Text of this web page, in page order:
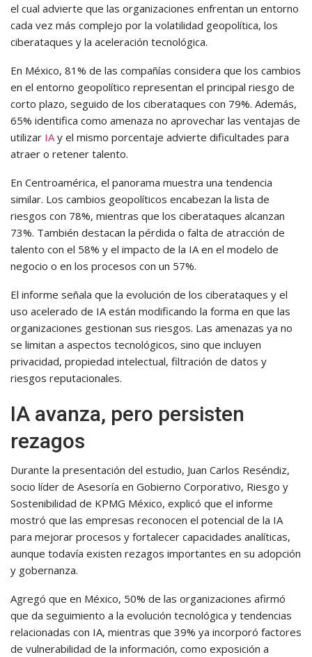
el cual advierte que las organizaciones enfrentan un entorno
cada vez más complejo por la volatilidad geopolítica, los
ciberataques y la aceleración tecnológica.
En México, 81% de las compañías considera que los cambios
en el entorno geopolítico representan el principal riesgo de
corto plazo, seguido de los ciberataques con 79%. Además,
65% identifica como amenaza no aprovechar las ventajas de
utilizar IA y el mismo porcentaje advierte dificultades para
atraer o retener talento.
En Centroamérica, el panorama muestra una tendencia
similar. Los cambios geopolíticos encabezan la lista de
riesgos con 78%, mientras que los ciberataques alcanzan
73%. También destacan la pérdida o falta de atracción de
talento con el 58% y el impacto de la IA en el modelo de
negocio o en los procesos con un 57%.
El informe señala que la evolución de los ciberataques y el
uso acelerado de IA están modificando la forma en que las
organizaciones gestionan sus riesgos. Las amenazas ya no
se limitan a aspectos tecnológicos, sino que incluyen
privacidad, propiedad intelectual, filtración de datos y
riesgos reputacionales.
IA avanza, pero persisten
rezagos
Durante la presentación del estudio, Juan Carlos Reséndiz,
socio líder de Asesoría en Gobierno Corporativo, Riesgo y
Sostenibilidad de KPMG México, explicó que el informe
mostró que las empresas reconocen el potencial de la IA
para mejorar procesos y fortalecer capacidades analíticas,
aunque todavía existen rezagos importantes en su adopción
y gobernanza.
Agregó que en México, 50% de las organizaciones afirmó
que da seguimiento a la evolución tecnológica y tendencias
relacionadas con IA, mientras que 39% ya incorporó factores
de vulnerabilidad de la información, como exposición a